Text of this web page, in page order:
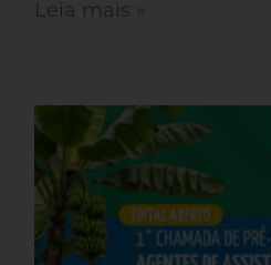
Leia mais »